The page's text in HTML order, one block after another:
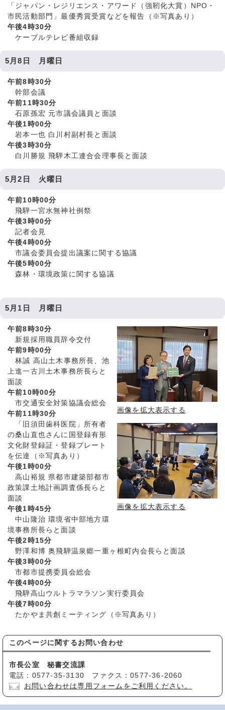
「ジャパン・レジリエンス・アワード（強靭化大賞）NPO・
市民活動部門」最優秀賞受賞などを報告（※写真あり）
午後4時30分
ケーブルテレビ番組収録
5月8日 月曜日
午前8時30分
幹部会議
午前11時30分
石原孫宏 元市議会議員と面談
午後1時00分
岩本一也 白川村副村長と面談
午後3時30分
白川勝規 飛騨木工連合会理事長と面談
5月2日 火曜日
午前10時00分
飛騨一宮水無神社例祭
午後3時00分
記者会見
午後4時00分
市議会委員会提出議案に関する協議
午後5時00分
森林・環境政策に関する協議
5月1日 月曜日
画像を拡大表示する
画像を拡大表示する
午前8時30分
新規採用職員辞令交付
午前9時00分
林誠 高山土木事務所長、池
上進一古川土木事務所長らと
面談
午前10時00分
市交通安全対策協議会総会
午前11時30分
「旧須田歯科医院」所有者
の桑山直也さんに国登録有形
文化財登録証・登録プレート
を伝達（※写真あり）
午後1時00分
高山裕規 県都市建築部都市
政策課土地計画調査係長らと
面談
午後1時45分
中山隆治 環境省中部地方環
境事務所長らと面談
午後2時15分
野澤和博 奥飛騨温泉郷一重ヶ根町内会長らと面談
午後3時00分
市都市提携委員会総会
午後4時00分
飛騨高山ウルトラマラソン実行委員会
午後7時00分
たかやま共創ミーティング（※写真あり）
このページに関する お問い合わせ
市長公室 秘書交流課
電話：0577-35-3130 ファクス：0577-36-2060
お問い合わせは専用フォームをご利用ください。